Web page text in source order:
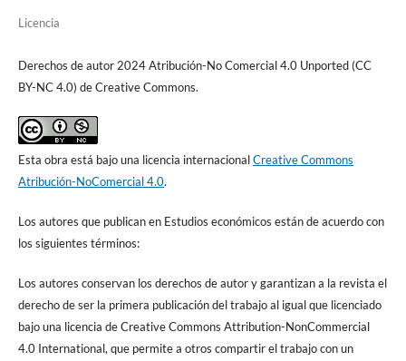
Licencia
Derechos de autor 2024 Atribución-No Comercial 4.0 Unported (CC
BY-NC 4.0) de Creative Commons.
Esta obra está bajo una licencia internacionalCreative Commons
Atribución-NoComercial 4.0.
Los autores que publican en Estudios económicos están de acuerdo con
los siguientes términos:
Los autores conservan los derechos de autor y garantizan a la revista el
derecho de ser la primera publicación del trabajo al igual que licenciado
bajo una licencia de Creative Commons Attribution-NonCommercial
4.0 International, que permite a otros compartir el trabajo con un